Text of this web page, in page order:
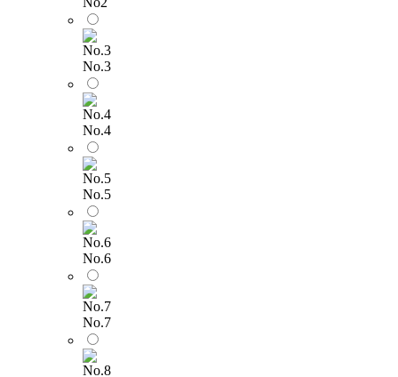
No.3
No.4
No.5
No.6
No.7